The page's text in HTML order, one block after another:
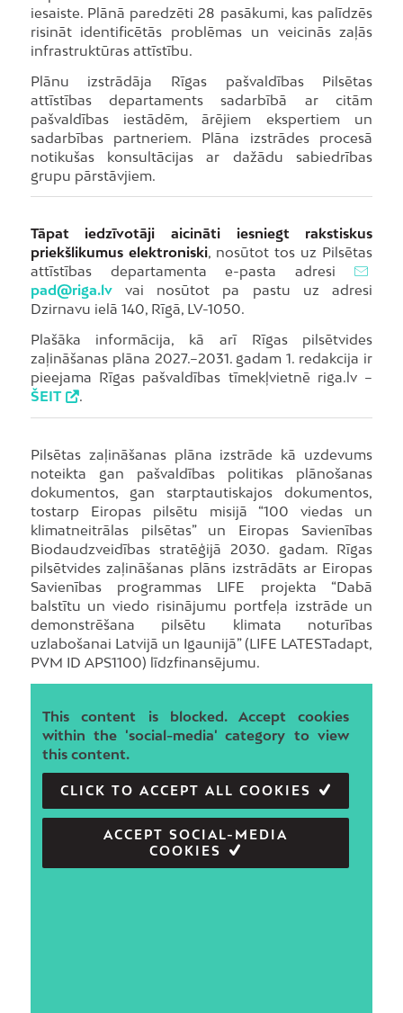
iesaiste. Plānā paredzēti 28 pasākumi, kas palīdzēs
risināt identificētās problēmas un veicinās zaļās
infrastruktūras attīstību.
Plānu izstrādāja Rīgas pašvaldības Pilsētas
attīstības departaments sadarbībā ar citām
pašvaldības iestādēm, ārējiem ekspertiem un
sadarbības partneriem. Plāna izstrādes procesā
notikušas konsultācijas ar dažādu sabiedrības
grupu pārstāvjiem.
Tāpat iedzīvotāji aicināti iesniegt rakstiskus
priekšlikumus elektroniski, nosūtot tos uz Pilsētas
attīstības departamenta e-pasta adresi
pad@riga.lvvai nosūtot pa pastu uz adresi
Dzirnavu ielā 140, Rīgā, LV-1050.
Plašāka informācija, kā arī Rīgas pilsētvides
zaļināšanas plāna 2027.–2031. gadam 1. redakcija ir
pieejama Rīgas pašvaldības tīmekļvietnē riga.lv –
ŠEIT
.
Pilsētas zaļināšanas plāna izstrāde kā uzdevums
noteikta gan pašvaldības politikas plānošanas
dokumentos, gan starptautiskajos dokumentos,
tostarp Eiropas pilsētu misijā “100 viedas un
klimatneitrālas pilsētas” un Eiropas Savienības
Biodaudzveidības stratēģijā 2030. gadam. Rīgas
pilsētvides zaļināšanas plāns izstrādāts ar Eiropas
Savienības programmas LIFE projekta “Dabā
balstītu un viedo risinājumu portfeļa izstrāde un
demonstrēšana pilsētu klimata noturības
uzlabošanai Latvijā un Igaunijā” (LIFE LATESTadapt,
PVM ID APS1100) līdzfinansējumu.
This content is blocked. Accept cookies
within the 'social-media' category to view
this content.
CLICK TO ACCEPT ALL COOKIES
ACCEPT SOCIAL-MEDIA
COOKIES